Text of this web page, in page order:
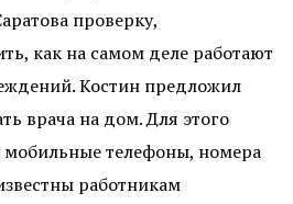
проверку,
как на самом деле работают
Костин предложил
врача на дом. Для этого
мобильные телефоны, номера
работникам